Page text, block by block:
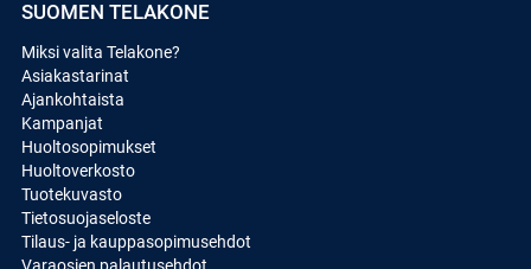
SUOMEN TELAKONE
Miksi valita Telakone?
Asiakastarinat
Ajankohtaista
Kampanjat
Huoltosopimukset
Huoltoverkosto
Tuotekuvasto
Tietosuojaseloste
Tilaus- ja kauppasopimusehdot